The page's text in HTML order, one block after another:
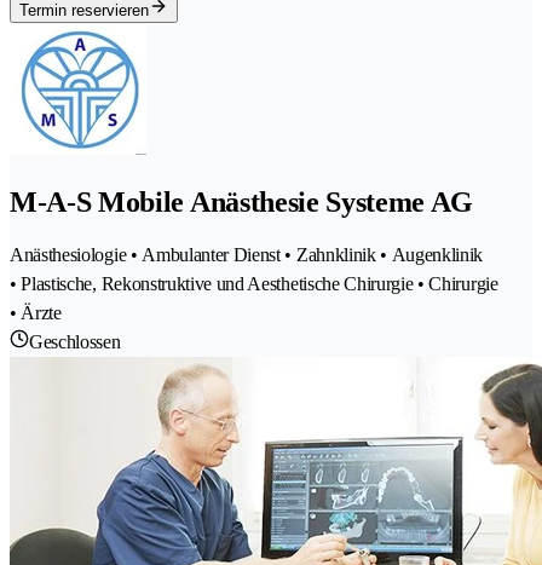
Termin reservieren
M-A-S Mobile Anästhesie Systeme AG
Anästhesiologie • Ambulanter Dienst • Zahnklinik • Augenklinik
• Plastische, Rekonstruktive und Aesthetische Chirurgie • Chirurgie
• Ärzte
Geschlossen